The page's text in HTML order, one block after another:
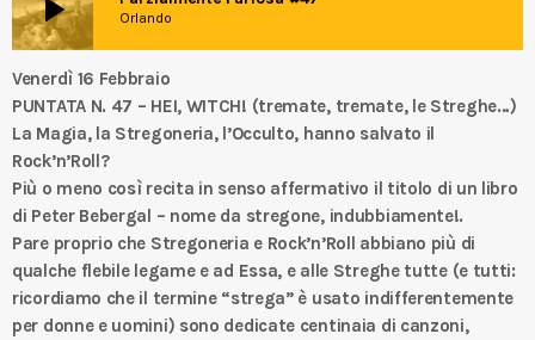
play_arrow Orlando
Venerdì 16 Febbraio
PUNTATA N. 47 – HEI, WITCH! (tremate, tremate, le Streghe…)
La Magia, la Stregoneria, l’Occulto, hanno salvato il
Rock’n’Roll?
Più o meno così recita in senso affermativo il titolo di un libro
di Peter Bebergal – nome da stregone, indubbiamente!.
Pare proprio che Stregoneria e Rock’n’Roll abbiano più di
qualche flebile legame e ad Essa, e alle Streghe tutte (e tutti:
ricordiamo che il termine “strega” è usato indifferentemente
per donne e uomini) sono dedicate centinaia di canzoni,